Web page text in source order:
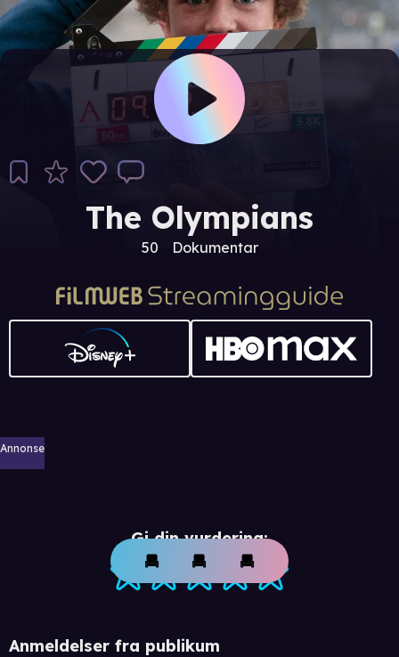
The Olympians
50 Dokumentar
Annonse
Gi din vurdering:
Anmeldelser fra publikum